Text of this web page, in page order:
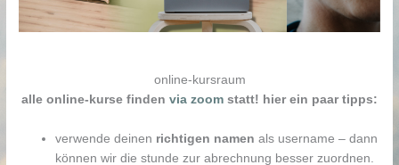
online-kursraum
alle online-kurse finden via zoom statt! hier ein paar tipps:
verwende deinen richtigen namen als username – dann
können wir die stunde zur abrechnung besser zuordnen.